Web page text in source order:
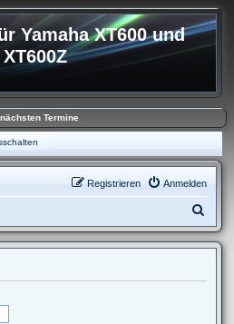
Yamaha XT600 und
XT600Z
Termine
Anmelden
Registrieren
u